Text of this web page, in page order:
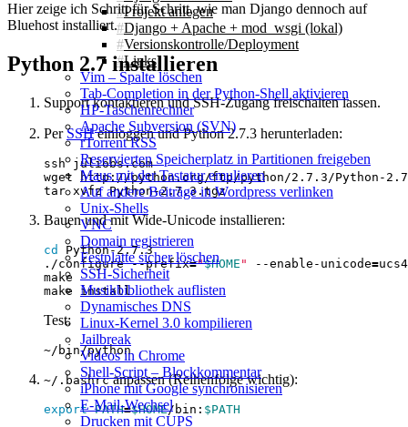
Projekt anlegen
Django + Apache + mod_wsgi (lokal)
Versionskontrolle/Deployment
Links
Vim – Spalte löschen
Tab-Completion in der Python-Shell aktivieren
HP-Taschenrechner
Apache Subversion (SVN)
rTorrent RSS
Reservierten Speicherplatz in Partitionen freigeben
Maus mit der Tastatur emulieren
Auf andere Beiträge in Wordpress verlinken
Unix-Shells
VNC
Domain registrieren
Festplatte sicher löschen
SSH‑Sicherheit
Musikbibliothek auflisten
Dynamisches DNS
Linux‑Kernel 3.0 kompilieren
Jailbreak
Videos in Chrome
Shell‑Script – Blockkommentar
iPhone mit Google synchronisieren
E‑Mail‑Wechsel
Drucken mit CUPS
Hier zeige ich Schritt für Schritt, wie man Django dennoch auf
Bluehost installiert.
Python 2.7 installieren
Support kontaktieren und SSH‑Zugang freischalten lassen.
PerSSHeinloggen und Python 2.7.3 herunterladen:
Bauen und mit Wide‑Unicode installieren:
cd
./configure --prefix="$HOME " --enable-unicode=
Test:
~/.bashrcanpassen (Reihenfolge wichtig):
export PATH=$HOME/bin: $PATH